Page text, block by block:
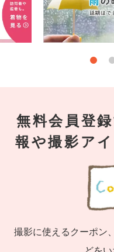
無料会員登
報や撮影ア
撮影に使えるクーポン